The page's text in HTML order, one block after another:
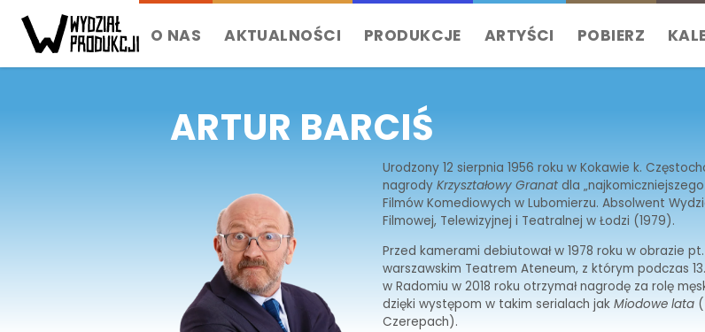
O NAS AKTUALNOŚCI PRODUKCJE ARTYŚCI POBIERZ
ARTUR BARCIŚ
Urodzony 12 sierpnia 1956 roku w Kokawie k.
nagrody Krzyształowy Granat dla
Filmów Komediowych w Lubomierzu. Absolwent
Filmowej, Telewizyjnej i Teatralnej w Łodzi (1979).
Przed kamerami debiutował w 1978 roku w obrazie pt.
warszawskim Teatrem Ateneum, z którym podczas
w Radomiu w 2018 roku otrzymał nagrodę za rolę
dzięki występom w takim serialach jak Miodowe lata
Czerepach).